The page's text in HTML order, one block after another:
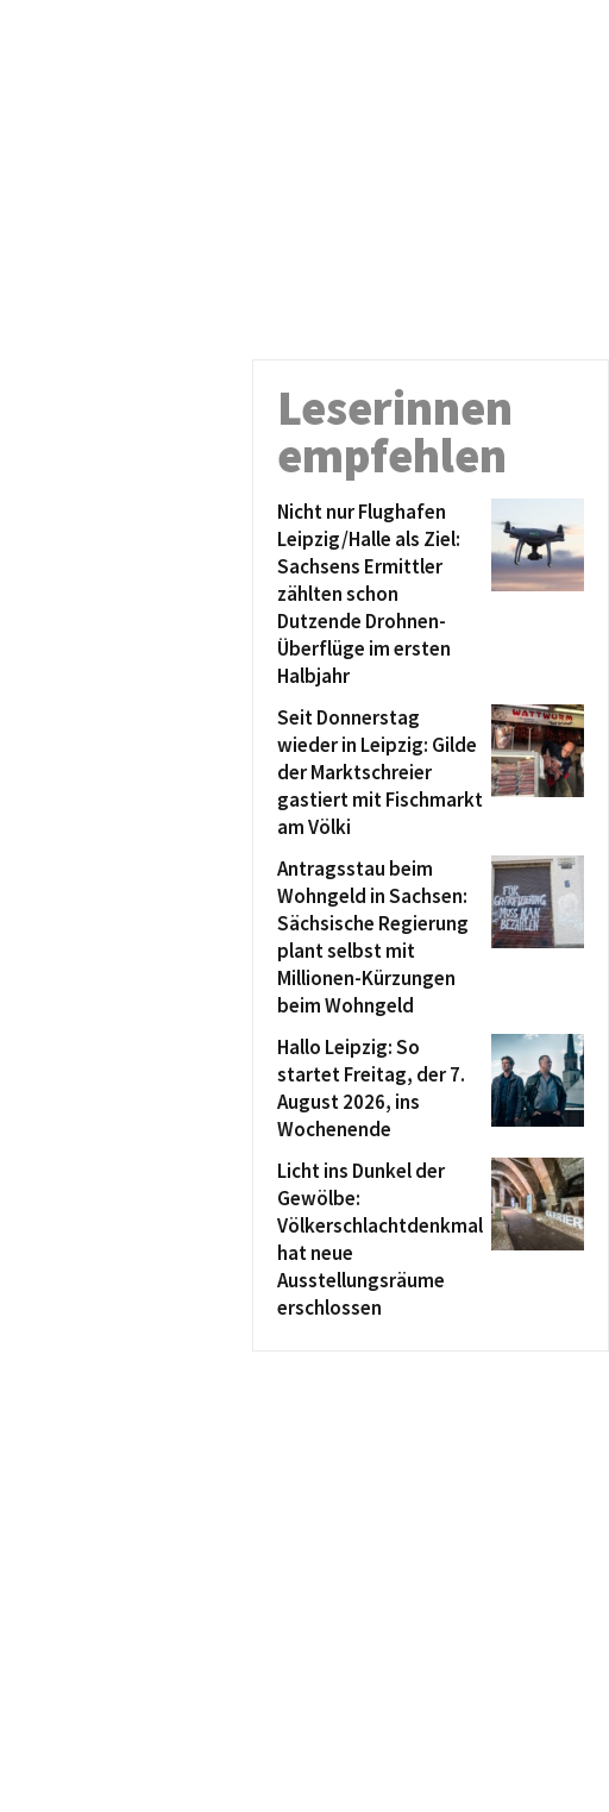
Leserinnen
empfehlen
Nicht nur Flughafen
Leipzig/Halle als Ziel:
Sachsens Ermittler
zählten schon
Dutzende Drohnen-
Überflüge im ersten
Halbjahr
Seit Donnerstag
wieder in Leipzig: Gilde
der Marktschreier
gastiert mit Fischmarkt
am Völki
Antragsstau beim
Wohngeld in Sachsen:
Sächsische Regierung
plant selbst mit
Millionen-Kürzungen
beim Wohngeld
Hallo Leipzig: So
startet Freitag, der 7.
August 2026, ins
Wochenende
Licht ins Dunkel der
Gewölbe:
Völkerschlachtdenkmal
hat neue
Ausstellungsräume
erschlossen